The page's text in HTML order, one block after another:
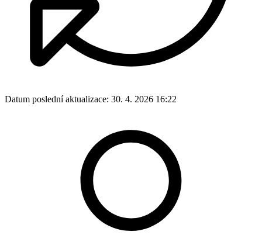
Datum poslední aktualizace: 30. 4. 2026 16:22